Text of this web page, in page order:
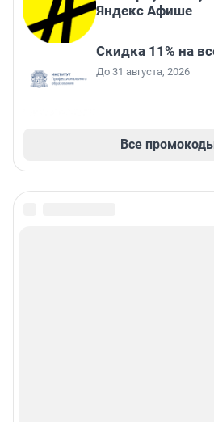
Яндекс Афише
Скидка 11% на
До 31 августа, 2026
Все